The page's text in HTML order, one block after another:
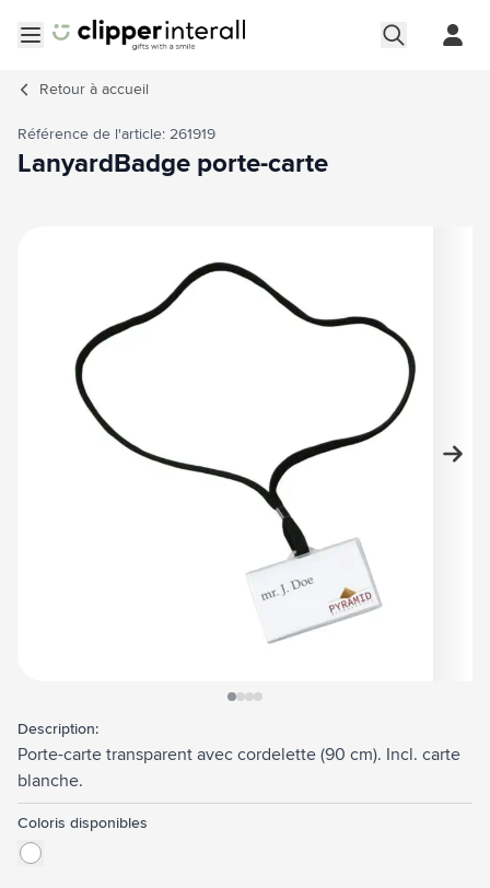
Retour à accueil
Référence de l'article: 261919
LanyardBadge porte-carte
Description:
Porte-carte transparent avec cordelette (90 cm). Incl. carte
blanche.
Coloris disponibles